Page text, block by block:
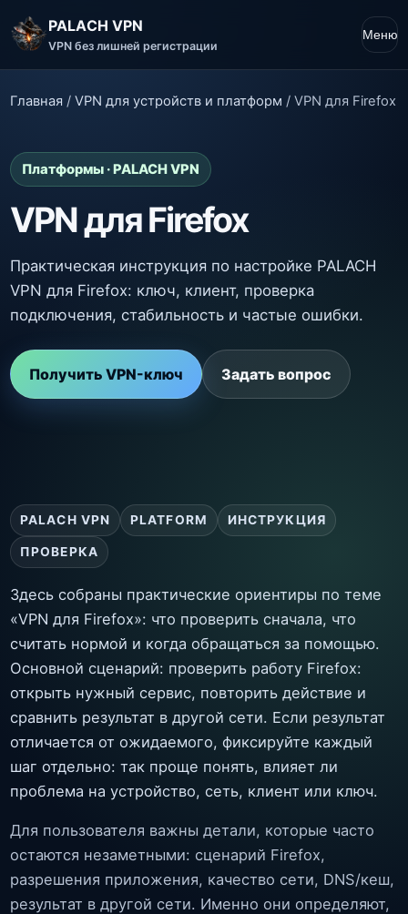
PALACH VPN
VPN без лишней регистрации
Меню
Главная / VPN для устройств и платформ / VPN для Firefox
Платформы · PALACH VPN
VPN для Firefox
Практическая инструкция по настройке PALACH
VPN для Firefox: ключ, клиент, проверка
подключения, стабильность и частые ошибки.
Получить VPN-ключ Задать вопрос
PALACH VPN PLATFORM ИНСТРУКЦИЯ
ПРОВЕРКА
Здесь собраны практические ориентиры по теме
«VPN для Firefox»: что проверить сначала, что
считать нормой и когда обращаться за помощью.
Основной сценарий: проверить работу Firefox:
открыть нужный сервис, повторить действие и
сравнить результат в другой сети. Если результат
отличается от ожидаемого, фиксируйте каждый
шаг отдельно: так проще понять, влияет ли
проблема на устройство, сеть, клиент или ключ.
Для пользователя важны детали, которые часто
остаются незаметными: сценарий Firefox,
разрешения приложения, качество сети, DNS/кеш,
результат в другой сети. Именно они определяют,